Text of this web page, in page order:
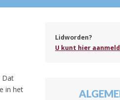
Dat
in het
Lidworden?
U kunt hier